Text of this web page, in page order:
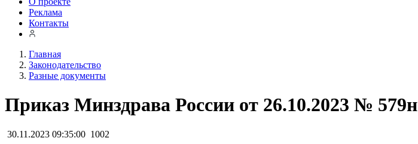
Реклама
Контакты
Главная
Законодательство
Разные документы
Приказ Минздрава России от 26.10.2023 № 579н
30.11.2023 09:35:00 1002